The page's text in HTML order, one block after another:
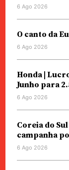
6 Ago 2026
O canto da
6 Ago 2026
Honda |
Junho para
6 Ago 2026
Coreia do
campanha
6 Ago 2026